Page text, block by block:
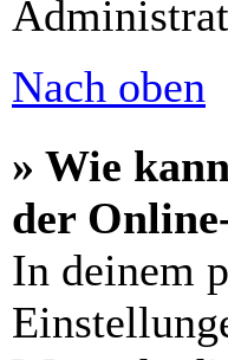
Nach oben
» Wie
der
In deinem